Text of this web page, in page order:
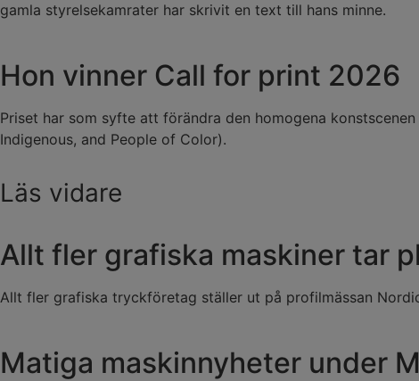
gamla styrelsekamrater har skrivit en text till hans minne.
Hon vinner Call for print 2026
Priset har som syfte att förändra den homogena
Indigenous, and People of Color).
Läs vidare
Allt fler grafiska maskiner tar
Allt fler grafiska tryckföretag ställer ut på profilmässan
Matiga maskinnyheter under